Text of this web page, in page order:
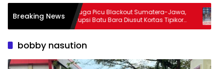
Breaking News
MBG
Diduga Picu Blackout Sumatera-Jawa,
Korupsi Batu Bara Diusut Kortas Tipikor
Didukung P3H
bobby nasution